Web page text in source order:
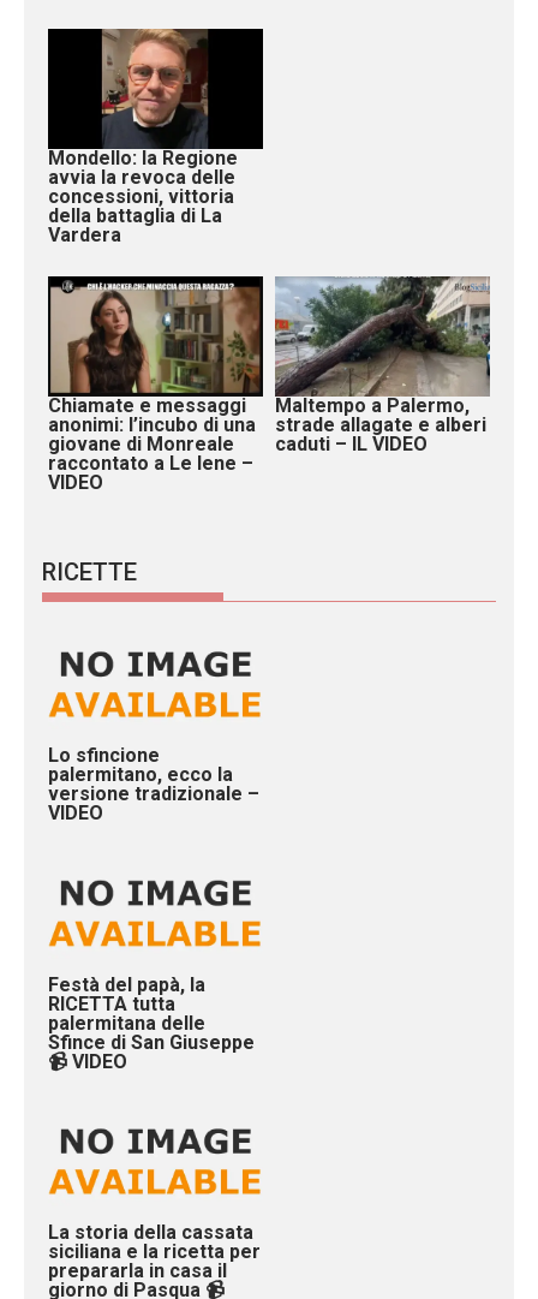
Mondello: la Regione
avvia la revoca delle
concessioni, vittoria
della battaglia di La
Vardera
Chiamate e messaggi
anonimi: l’incubo di una
giovane di Monreale
raccontato a Le Iene –
VIDEO
Maltempo a Palermo,
strade allagate e alberi
caduti – IL VIDEO
RICETTE
Lo sfincione
palermitano, ecco la
versione tradizionale –
VIDEO
Festà del papà, la
RICETTA tutta
palermitana delle
Sfince di San Giuseppe
📹 VIDEO
La storia della cassata
siciliana e la ricetta per
prepararla in casa il
giorno di Pasqua 📹